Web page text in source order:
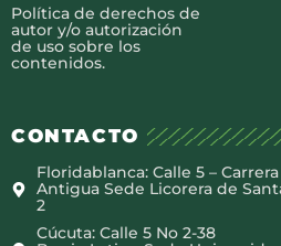
Política de derechos de
autor y/o autorización
de uso sobre los
contenidos.
CONTACTO
Floridablanca: Calle 5 –
Antigua Sede Licorera de
2
Cúcuta: Calle 5 No 2-38